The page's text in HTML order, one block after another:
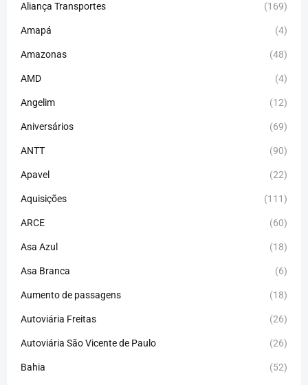
Aliança Transportes (169)
Amapá (4)
Amazonas (48)
AMD (4)
Angelim (12)
Aniversários (69)
ANTT (90)
Apavel (22)
Aquisições (111)
ARCE (60)
Asa Azul (18)
Asa Branca (6)
Aumento de passagens (18)
Autoviária Freitas (26)
Autoviária São Vicente de Paulo (26)
Bahia (52)